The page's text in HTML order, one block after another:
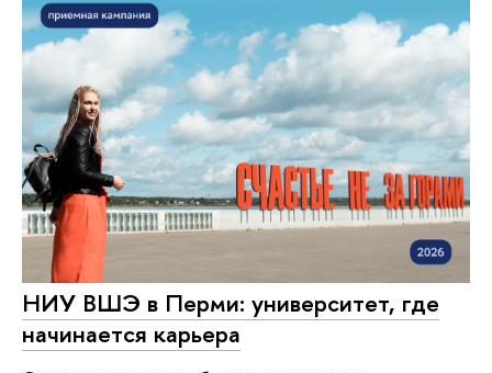
НИУ ВШЭ в Перми: университет, где
начинается карьера